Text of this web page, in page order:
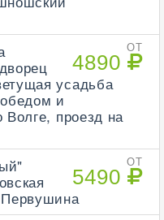
ОТ
4890
усадьба
и
Волге, проезд на
ОТ
5490